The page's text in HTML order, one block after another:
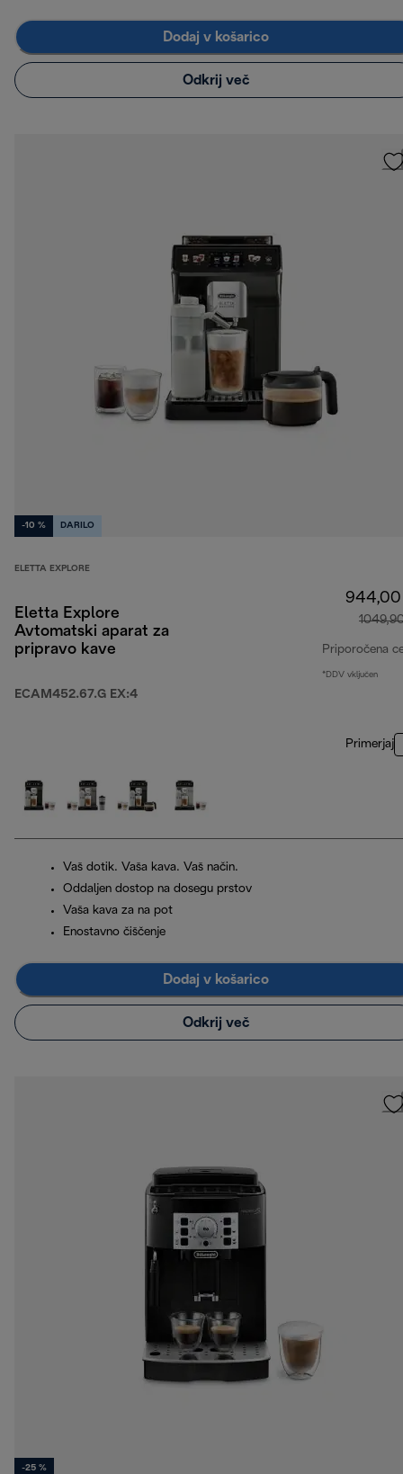
Dodaj v košarico
Odkrij več
-10 % DARILO
ELETTA EXPLORE
Eletta Explore
Avtomatski aparat za
pripravo kave
ECAM452.67.G EX:4
Priporočena
*DDV vključen
Primerjaj
Vaš dotik. Vaša kava. Vaš način.
Oddaljen dostop na dosegu prstov
Vaša kava za na pot
Enostavno čiščenje
Dodaj v košarico
Odkrij več
-25 %